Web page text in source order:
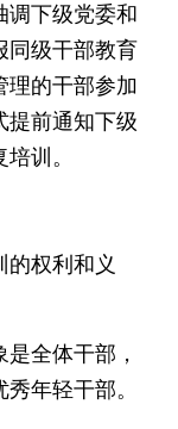
下级党委和
同级干部教育
理的干部参加
提前通知下级
训。
权利和义
全体干部，
年轻干部。